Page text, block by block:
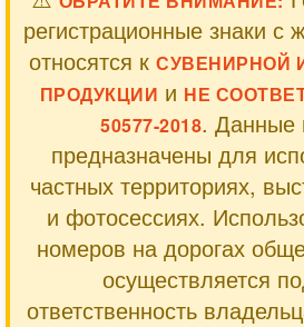
регистрационные знаки
относятся кСУВЕНИРНОЙ
ПРОДУКЦИИ и НЕ
50577-2018. Данные
предназначены для
частных территориях,
и фотосессиях.
номеров на дорогах
осуществляется
ответственность